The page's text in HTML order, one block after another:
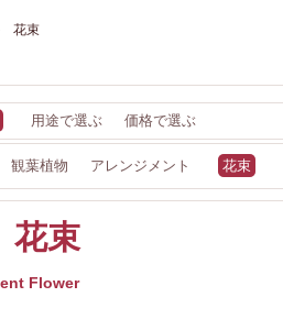
花束
用途で選ぶ 価格で選ぶ
観葉植物 アレンジメント 花束
花束
Flower